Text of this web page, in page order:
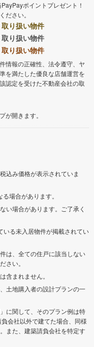
ポイントプレゼント！
ださい。
り扱い物件
り扱い物件
り扱い物件
情報の正確性、法令遵守、ヤ
を満たした優良な店舗運営を
認定を受けた不動産会社の取
が開きます。
込み価格が表示されていま
場合があります。
い場合があります。ご了承く
いる未入居物件が掲載されてい
は、全ての住戸に該当しない
さい。
含まれません。
土地購入者の設計プランの一
に関して、そのプラン例は特
会社以外で建てた場合、同様
また、建築請負会社を特定す